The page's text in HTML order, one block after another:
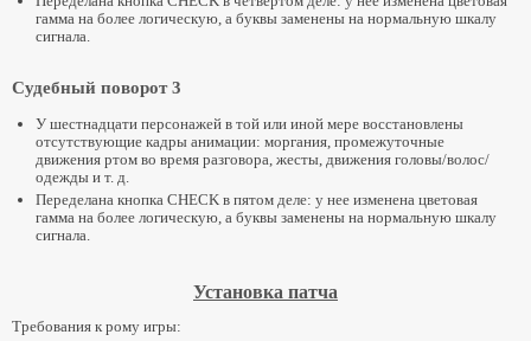
гамма на более логическую, а буквы заменены на нормальную шкалу
сигнала.
Судебный поворот 3
У шестнадцати персонажей в той или иной мере восстановлены
отсутствующие кадры анимации: моргания, промежуточные
движения ртом во время разговора, жесты, движения головы/волос/
одежды и т. д.
Переделана кнопка CHECK в пятом деле: у нее изменена цветовая
гамма на более логическую, а буквы заменены на нормальную шкалу
сигнала.
Установка патча
Требования к рому игры: